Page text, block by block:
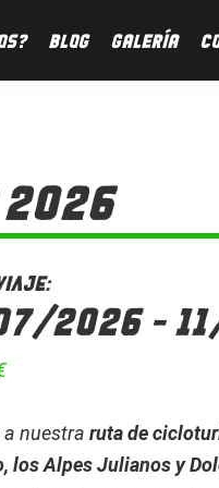
BLOG GALERÍA
2026
2026 -
nuestra ruta de
los Alpes Julianos y